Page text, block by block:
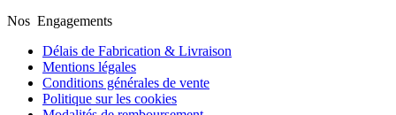
Nos Engagements
Délais de Fabrication & Livraison
Mentions légales
Conditions générales de vente
Politique sur les cookies